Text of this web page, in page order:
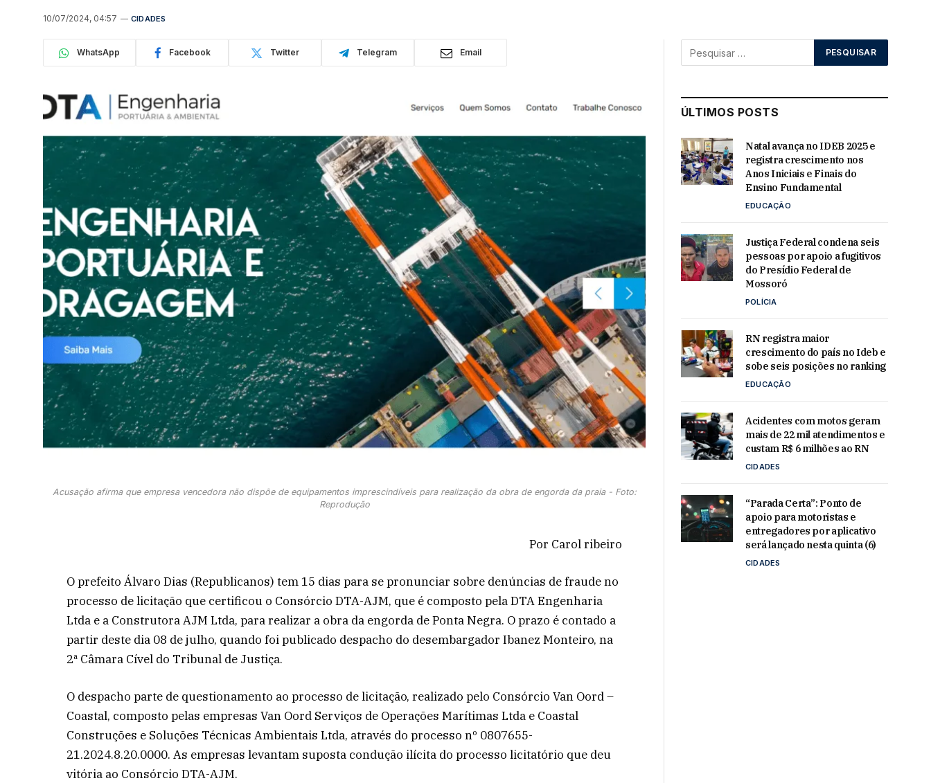
10/07/2024, 04:57 CIDADES
WhatsApp Facebook Twitter Telegram Email
Acusação afirma que empresa vencedora não dispõe de equipamentos imprescindíveis para realização da obra de engorda da praia - Foto:
Reprodução
Por Carol ribeiro
O prefeito Álvaro Dias (Republicanos) tem 15 dias para se pronunciar sobre denúncias de fraude no
processo de licitação que certificou o Consórcio DTA-AJM, que é composto pela DTA Engenharia
Ltda e a Construtora AJM Ltda, para realizar a obra da engorda de Ponta Negra. O prazo é contado a
partir deste dia 08 de julho, quando foi publicado despacho do desembargador Ibanez Monteiro, na
2ª Câmara Cível do Tribunal de Justiça.
O despacho parte de questionamento ao processo de licitação, realizado pelo Consórcio Van Oord –
Coastal, composto pelas empresas Van Oord Serviços de Operações Marítimas Ltda e Coastal
Construções e Soluções Técnicas Ambientais Ltda, através do processo nº 0807655-
21.2024.8.20.0000. As empresas levantam suposta condução ilícita do processo licitatório que deu
vitória ao Consórcio DTA-AJM.
ÚLTIMOS POSTS
Natal avança no IDEB 2025 e
registra crescimento nos
Anos Iniciais e Finais do
Ensino Fundamental
EDUCAÇÃO
Justiça Federal condena seis
pessoas por apoio a fugitivos
do Presídio Federal de
Mossoró
POLÍCIA
RN registra maior
crescimento do país no Ideb e
sobe seis posições no ranking
EDUCAÇÃO
Acidentes com motos geram
mais de 22 mil atendimentos e
custam R$ 6 milhões ao RN
CIDADES
“Parada Certa”: Ponto de
apoio para motoristas e
entregadores por aplicativo
será lançado nesta quinta (6)
CIDADES